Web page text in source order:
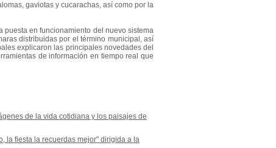
gaviotas y cucarachas, así como por la
puesta en funcionamiento del nuevo sistema
distribuidas por el término municipal, así
explicaron las principales novedades del
de información en tiempo real que
de la vida cotidiana y los paisajes de
la fiesta la recuerdas mejor" dirigida a la